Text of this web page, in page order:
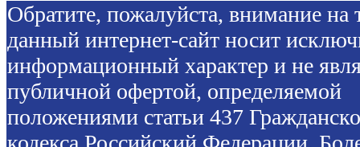
Обратите, пожалуйста, внимание на
данный интернет-сайт носит
информационный характер и не
публичной офертой, определяемой
положениями статьи 437